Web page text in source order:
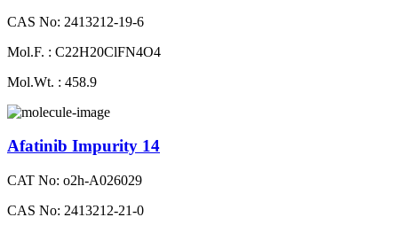
CAS No: 2413212-19-6
Mol.F. : C22H20ClFN4O4
Mol.Wt. : 458.9
Afatinib Impurity 14
CAT No: o2h-A026029
CAS No: 2413212-21-0